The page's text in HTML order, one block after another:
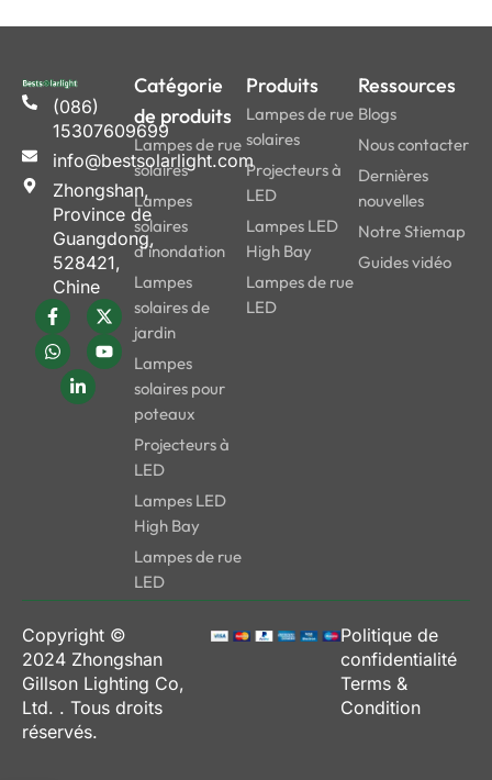
(086)
15307609699
info@bestsolarlight.com
Zhongshan,
Province de
Guangdong,
528421,
Chine
Catégorie
de produits
Lampes de rue
solaires
Lampes
solaires
d'inondation
Lampes
solaires de
jardin
Lampes
solaires pour
poteaux
Projecteurs à
LED
Lampes LED
High Bay
Lampes de rue
LED
Produits
Lampes de rue
solaires
Projecteurs à
LED
Lampes LED
High Bay
Lampes de rue
LED
Ressources
Blogs
Nous contacter
Dernières
nouvelles
Notre Stiemap
Guides vidéo
Copyright ©
2024 Zhongshan
Gillson Lighting Co,
Ltd. . Tous droits
réservés.
Politique de
confidentialité
Terms &
Condition